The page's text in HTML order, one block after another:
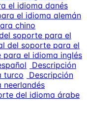
el idioma danés
el idioma alemán
chino
soporte para el
del soporte para el
para el idioma inglés
Descripción
turco
Descripción
del idioma árabe